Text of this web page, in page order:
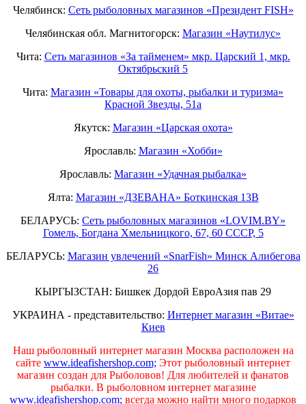
Челябинск: Сеть рыболовных магазинов «Президент FISH»
Челябинская обл. Магнитогорск: Магазин «Наутилус»
Чита: Сеть магазинов «За тайменем» мкр. Царский 1, мкр.
Октябрьский 5
Чита: Магазин «Товары для охоты, рыбалки и туризма»
Красной Звезды, 51а
Якутск: Магазин «Царская охота»
Ярославль: Магазин «Хобби»
Ярославль: Магазин «Удачная рыбалка»
Ялта: Магазин «ДЗЕВАНА» Боткинская 13В
БЕЛАРУСЬ: Сеть рыболовных магазинов «LOVIM.BY»
Гомель, Богдана Хмельницкого, 67, 60 СССР, 5
БЕЛАРУСЬ: Магазин увлечений «SnarFish» Минск Алибегова
26
КЫРГЫЗСТАН: Бишкек Дордой ЕвроАзия пав 29
УКРАИНА - представительство: Интернет магазин «Витае»
Киев
Наш рыболовный интернет магазин Москва расположен на
сайте www.ideafishershop.com; Этот рыболовный интернет
магазин создан для Рыболовов! Для любителей и фанатов
рыбалки. В рыболовном интернет магазине
www.ideafishershop.com; всегда можно найти много подарков